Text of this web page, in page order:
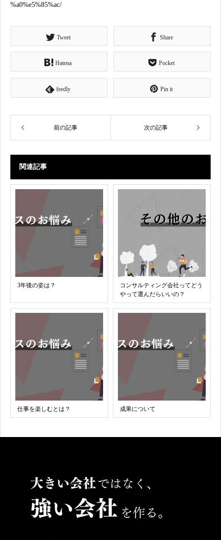
%a0%e5%85%ac/
Tweet Share
Hatena Pocket
feedly Pin it
前の記事 次の記事
関連記事
3年後の姿は？
コンサルティング会社ってどう
やって選んだらいいの？
仕事を楽しむとは？ 成果について